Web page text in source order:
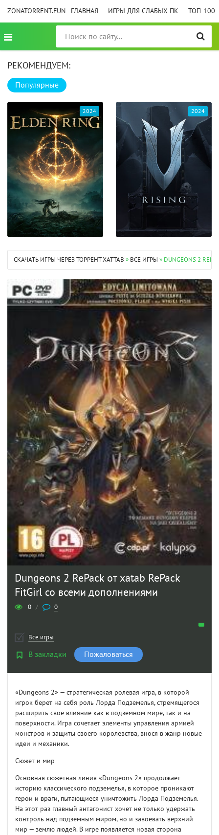
ZONATORRENT.FUN - ГЛАВНАЯ ИГРЫ ДЛЯ СЛАБЫХ ПК ТОП-100
РЕКОМЕНДУЕМ:
Популярные
2024 2024
СКАЧАТЬ ИГРЫ ЧЕРЕЗ ТОРРЕНТ XATTAB » ВСЕ ИГРЫ » DUNGEONS 2
Dungeons 2 RePack от xatab RePack
FitGirl со всеми дополнениями
0 / 0
Все игры
В закладки Пожаловаться
«Dungeons 2» — стратегическая ролевая игра, в которой
игрок берет на себя роль Лорда Подземелья, стремящегося
расширить свое влияние как в подземном мире, так и на
поверхности. Игра сочетает элементы управления армией
монстров и защиты своего королевства, внося в жанр новые
идеи и механики.
Сюжет и мир
Основная сюжетная линия «Dungeons 2» продолжает
историю классического подземелья, в которое проникают
герои и враги, пытающиеся уничтожить Лорда Подземелья.
На этот раз главный антагонист хочет не только удержать
контроль над подземным миром, но и завоевать верхний
мир — землю людей. В игре появляется новая сторона